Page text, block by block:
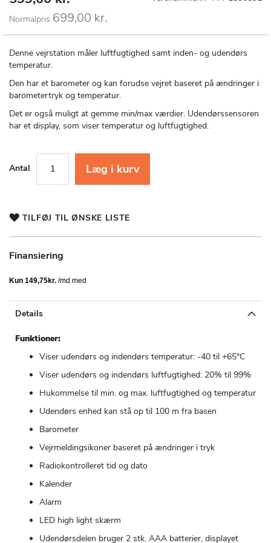
Normalpris 699,00 kr.
Denne vejrstation måler luftfugtighed samt inden- og udendørs
temperatur.
Den har et barometer og kan forudse vejret baseret på ændringer i
barometertryk og temperatur.
Det er også muligt at gemme min/max værdier. Udendørssensoren
har et display, som viser temperatur og luftfugtighed.
Antal Læg i kurv
TILFØJ TIL ØNSKE LISTE
Finansiering
starten
af
Details
Funktioner:
Viser udendørs og indendørs temperatur: -40 til +65°C
Viser udendørs og indendørs luftfugtighed: 20% til 99%
Hukommelse til min. og max. luftfugtighed og temperatur
Udendørs enhed kan stå op til 100 m fra basen
Barometer
Vejrmeldingsikoner baseret på ændringer i tryk
Radiokontrolleret tid og dato
Kalender
Alarm
LED high light skærm
Udendørsdelen bruger 2 stk. AAA batterier, displayet